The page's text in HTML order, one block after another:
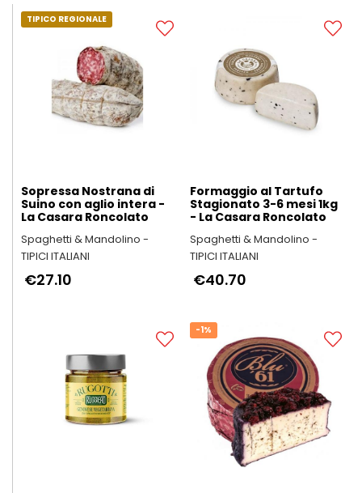
TIPICO REGIONALE
Sopressa Nostrana di
Suino con aglio intera -
La Casara Roncolato
Spaghetti & Mandolino -
TIPICI ITALIANI
€27.10
Formaggio al Tartufo
Stagionato 3-6 mesi 1kg
- La Casara Roncolato
Spaghetti & Mandolino -
TIPICI ITALIANI
€40.70
-1%